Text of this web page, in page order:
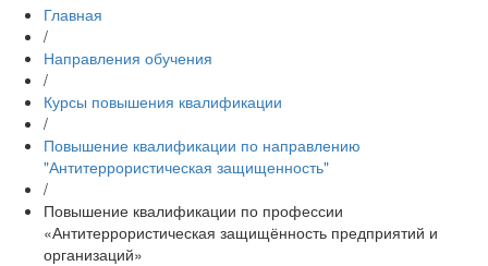
Главная
/
Направления обучения
/
Курсы повышения квалификации
/
Повышение квалификации по направлению
"Антитеррористическая защищенность"
/
Повышение квалификации по профессии
«Антитеррористическая защищённость предприятий и
организаций»